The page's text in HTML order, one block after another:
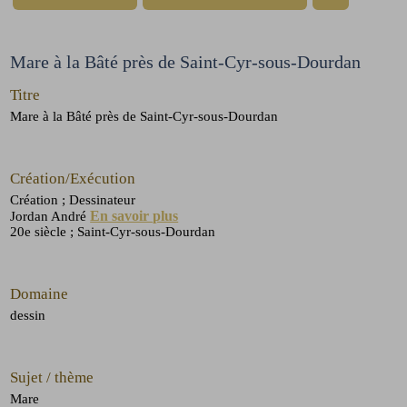
Mare à la Bâté près de Saint-Cyr-sous-Dourdan
Titre
Mare à la Bâté près de Saint-Cyr-sous-Dourdan
Création/Exécution
Création ; Dessinateur
Jordan AndréEn savoir plus
20e siècle ; Saint-Cyr-sous-Dourdan
Domaine
dessin
Sujet / thème
Mare